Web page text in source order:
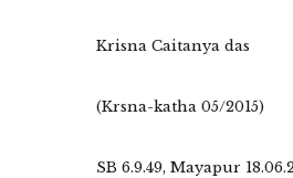
Krisna Caitanya das
(Krsna-katha 05/2015)
SB 6.9.49, Mayapur